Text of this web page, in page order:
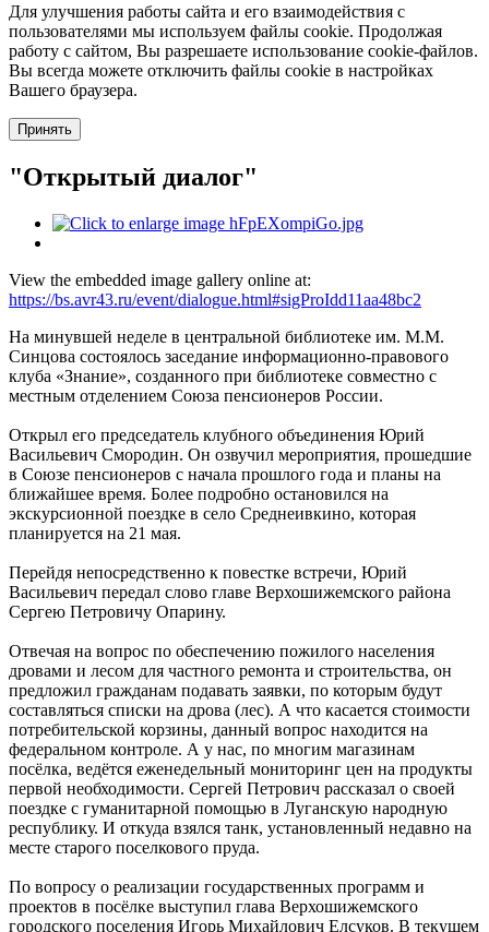
Для улучшения работы сайта и его взаимодействия с
пользователями мы используем файлы cookie. Продолжая
работу с сайтом, Вы разрешаете использование cookie-файлов.
Вы всегда можете отключить файлы cookie в настройках
Вашего браузера.
Принять
"Открытый диалог"
View the embedded image gallery online at:
https://bs.avr43.ru/event/dialogue.html#sigProIdd11aa48bc2
На минувшей неделе в центральной библиотеке им. М.М.
Синцова состоялось заседание информационно-правового
клуба «Знание», созданного при библиотеке совместно с
местным отделением Союза пенсионеров России.
Открыл его председатель клубного объединения Юрий
Васильевич Смородин. Он озвучил мероприятия, прошедшие
в Союзе пенсионеров с начала прошлого года и планы на
ближайшее время. Более подробно остановился на
экскурсионной поездке в село Среднеивкино, которая
планируется на 21 мая.
Перейдя непосредственно к повестке встречи, Юрий
Васильевич передал слово главе Верхошижемского района
Сергею Петровичу Опарину.
Отвечая на вопрос по обеспечению пожилого населения
дровами и лесом для частного ремонта и строительства, он
предложил гражданам подавать заявки, по которым будут
составляться списки на дрова (лес). А что касается стоимости
потребительской корзины, данный вопрос находится на
федеральном контроле. А у нас, по многим магазинам
посёлка, ведётся еженедельный мониторинг цен на продукты
первой необходимости. Сергей Петрович рассказал о своей
поездке с гуманитарной помощью в Луганскую народную
республику. И откуда взялся танк, установленный недавно на
месте старого поселкового пруда.
По вопросу о реализации государственных программ и
проектов в посёлке выступил глава Верхошижемского
городского поселения Игорь Михайлович Елсуков. В текущем